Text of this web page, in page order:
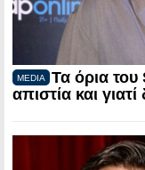
MEDIA
Τα όρια του
απιστία και